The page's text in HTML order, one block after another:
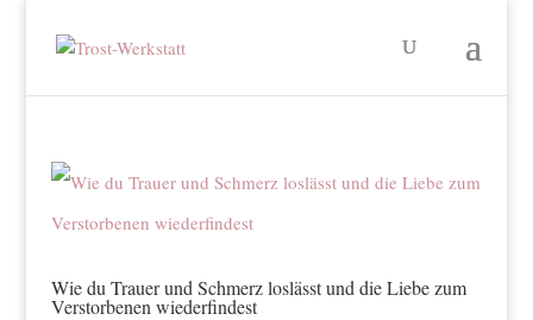
Wie du Trauer und Schmerz loslässt und die Liebe zum
Verstorbenen wiederfindest